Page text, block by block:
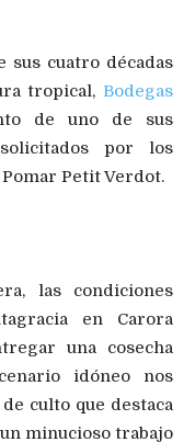
sus cuatro décadas
tropical, Bodegas
de uno de sus
por los
Petit Verdot.
las condiciones
en Carora
una cosecha
idóneo nos
culto que destaca
minucioso trabajo